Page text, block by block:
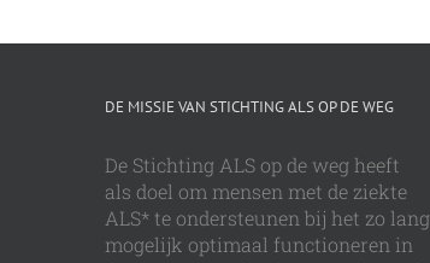
DE MISSIE VAN STICHTING ALS OP DE WEG
De Stichting ALS op de weg heeft
als doel om mensen met de ziekte
ALS* te ondersteunen bij het zo lang
mogelijk optimaal functioneren in